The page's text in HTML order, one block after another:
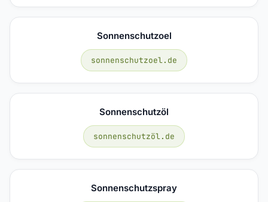
Sonnenschutzoel
sonnenschutzoel.de
Sonnenschutzöl
sonnenschutzöl.de
Sonnenschutzspray